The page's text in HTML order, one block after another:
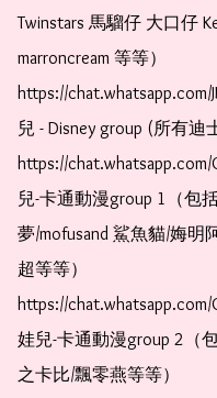
Twinstars 馬騮仔 大口仔
marroncream 等等）
https://chat.whatsapp.com/
兒 - Disney group (所有迪
https://chat.whatsapp.com/
兒-卡通動漫group 1（包
夢/mofusand 鯊魚貓/娒明
超等等）
https://chat.whatsapp.com/
娃兒-卡通動漫group 2（
之卡比/飄零燕等等）